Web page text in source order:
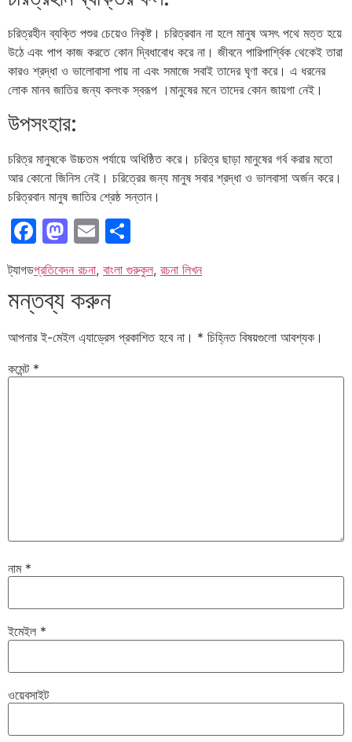
চরিত্রহীন ব্যক্তি পশুর চেয়েও নিকৃষ্ট। চরিত্রবান না হলে মানুষ অসৎ পথে মত্ত হয়ে
উঠে এবং পাপ কাজ করতে কোন দ্বিধাবোধ করে না। জীবনে পারিপার্শ্বিক থেকেই তারা
কারও শ্রদ্ধা ও ভালোবাসা পায় না এবং সমাজে সবাই তাদের ঘৃণা করে। এ ধরনের
লোক মানব জাতির জন্য কলংক স্বরূপ ।মানুষের মনে তাদের কোন জায়গা নেই।
উপসংহার:
চরিত্র মানুষকে উচ্চতম পর্যায়ে অধিষ্ঠিত করে। চরিত্র ছাড়া মানুষের গর্ব করার মতো
আর কোনো জিনিস নেই। চরিত্রের জন্য মানুষ সবার শ্রদ্ধা ও ভালবাসা অর্জন করে।
চরিত্রবান মানুষ জাতির শ্রেষ্ঠ সন্তান।
Facebook
Mastodon
Email
ট্যাগডপ্রতিবেদন রচনা, বাংলা গুরুকুল, রচনা লিখন
মন্তব্য করুন
আপনার ই-মেইল এ্যাড্রেস প্রকাশিত হবে না। * চিহ্নিত বিষয়গুলো আবশ্যক।
কমেন্ট *
নাম *
ইমেইল *
ওয়েবসাইট